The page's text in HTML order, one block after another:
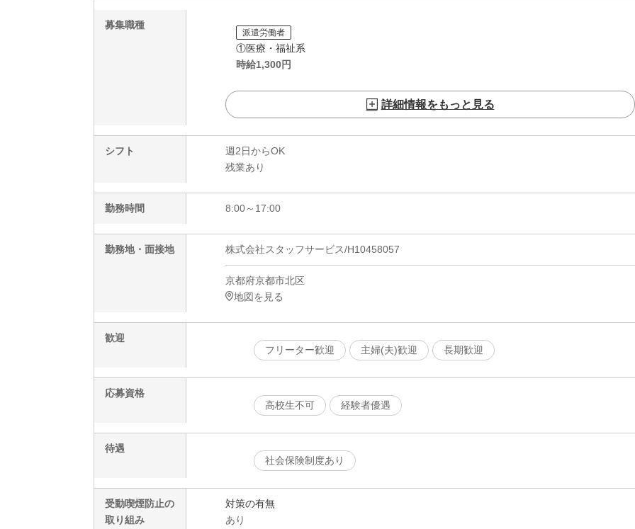
募集職種
派遣労働者
①医療・福祉系
時給1,300円
詳細情報をもっと見る
シフト
週2日からOK
残業あり
勤務時間 8:00～17:00
勤務地・面接地 株式会社スタッフサービス/H10458057
京都府京都市北区
地図を見る
歓迎
フリーター歓迎
主婦(夫)歓迎 長期歓迎
応募資格
高校生不可
経験者優遇
待遇
社会保険制度あり
受動喫煙防止の
取り組み
対策の有無
あり